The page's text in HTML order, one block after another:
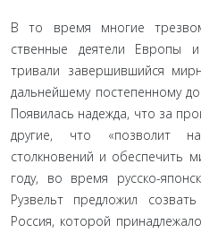
В то время многие
ственные деятели Европы
тривали завершившийся
дальнейшему постепенному
Появилась надежда, что за
другие, что «позволит
столкновений и обеспечить
году, во время русско-
Рузвельт предложил
Россия, которой